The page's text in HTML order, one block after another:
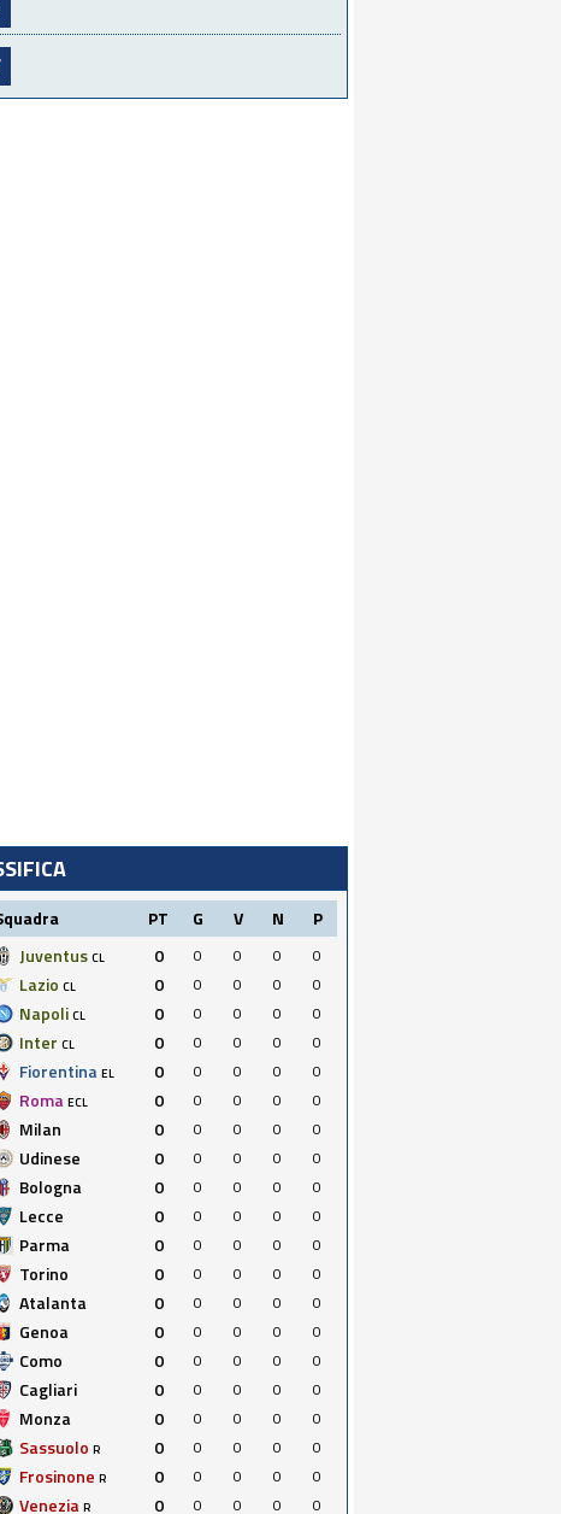
PT G V N P
Juventus CL 0 0 0 0
0
Lazio CL 0 0 0 0
0
Napoli CL 0 0 0 0
0
Inter CL 0 0 0 0
0
Fiorentina EL 0 0 0 0
0
Roma ECL 0 0 0 0
0
Milan 0 0 0 0
0
Udinese 0 0 0 0
0
Bologna 0 0 0 0
0
Lecce 0 0 0 0
0
Parma 0 0 0 0
0
Torino 0 0 0 0
0
Atalanta 0 0 0 0
0
Genoa 0 0 0 0
0
Como 0 0 0 0
0
Cagliari 0 0 0 0
0
Monza 0 0 0 0
0
Sassuolo R 0 0 0 0
0
Frosinone R 0 0 0 0
0
Venezia R 0 0 0 0 0